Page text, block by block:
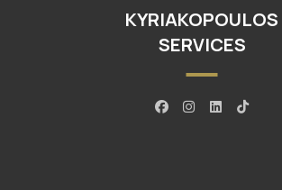
KYRIAKOPOULOS
SERVICES